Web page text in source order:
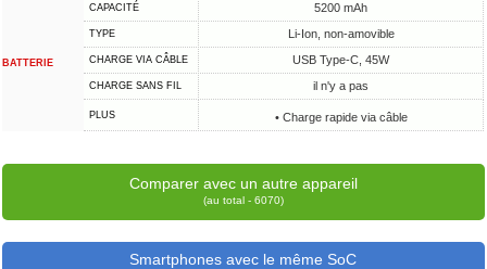
BATTERIE
CAPACITÉ 5200 mAh
TYPE Li-Ion, non-amovible
CHARGE VIA CÂBLE USB Type-C, 45W
CHARGE SANS FIL il n'y a pas
PLUS • Charge rapide via câble
Comparer avec un autre appareil
(au total - 6070)
Smartphones avec le même SoC